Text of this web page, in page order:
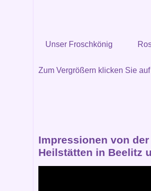
Unser Froschkönig
Zum Vergrößern klicken Sie
Impressionen von
Heilstätten in Beelitz